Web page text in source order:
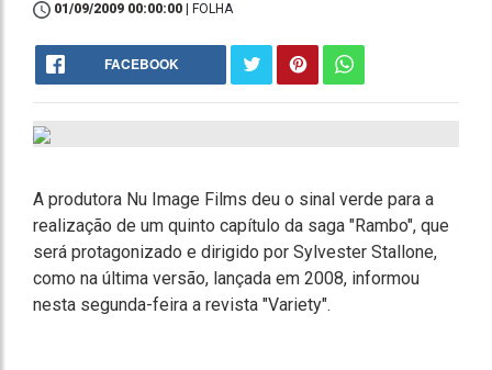
01/09/2009 00:00:00 | FOLHA
FACEBOOK
A produtora Nu Image Films deu o sinal verde para a
realização de um quinto capítulo da saga "Rambo", que
será protagonizado e dirigido por Sylvester Stallone,
como na última versão, lançada em 2008, informou
nesta segunda-feira a revista "Variety".